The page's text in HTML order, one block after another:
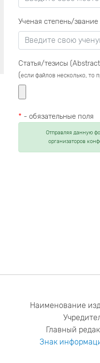
Ученая степень/звание
Статья/тезисы
(если файлов несколько, то
* - обязательные поля
Отправляя данную
организаторов
Наименование
Главный
Знак